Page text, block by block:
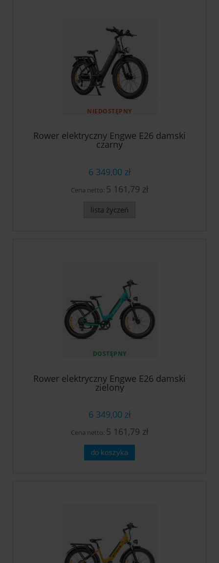
NIEDOSTĘPNY
Rower elektryczny Engwe E26 damski
czarny
6 349,00 zł
Cena netto: 5 161,79 zł
lista życzeń
DOSTĘPNY
Rower elektryczny Engwe E26 damski
zielony
6 349,00 zł
Cena netto: 5 161,79 zł
do koszyka